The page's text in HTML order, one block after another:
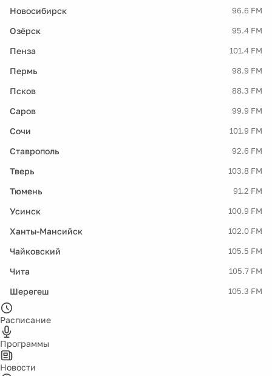
Новосибирск 96.6 FM
Озёрск 95.4 FM
Пенза 101.4 FM
Пермь 98.9 FM
Псков 88.3 FM
Саров 99.9 FM
Сочи 101.9 FM
Ставрополь 92.6 FM
Тверь 103.8 FM
Тюмень 91.2 FM
Усинск 100.9 FM
Ханты-Мансийск 102.0 FM
Чайковский 105.5 FM
Чита 105.7 FM
Шерегеш 105.3 FM
Расписание
Программы
Новости